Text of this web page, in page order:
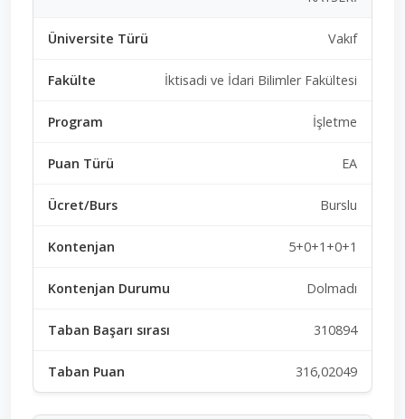
Vakıf
İktisadi ve İdari Bilimler Fakültesi
İşletme
EA
Burslu
5+0+1+0+1
Dolmadı
310894
316,02049